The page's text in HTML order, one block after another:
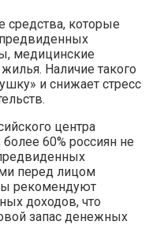
которые
медицинские
Наличие такого
и снижает стресс
центра
60% россиян не
перед лицом
рекомендуют
доходов, что
запас денежных